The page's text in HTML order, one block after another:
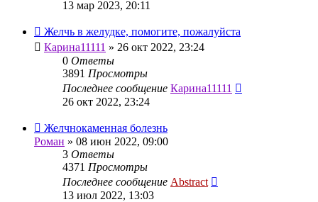
13 мар 2023, 20:11
Желчь в желудке, помогите, пожалуйста
Карина11111 » 26 окт 2022, 23:24
0 Ответы
3891 Просмотры
Последнее сообщение Карина11111
26 окт 2022, 23:24
Желчнокаменная болезнь
Роман » 08 июн 2022, 09:00
3 Ответы
4371 Просмотры
Последнее сообщение Abstract
13 июл 2022, 13:03